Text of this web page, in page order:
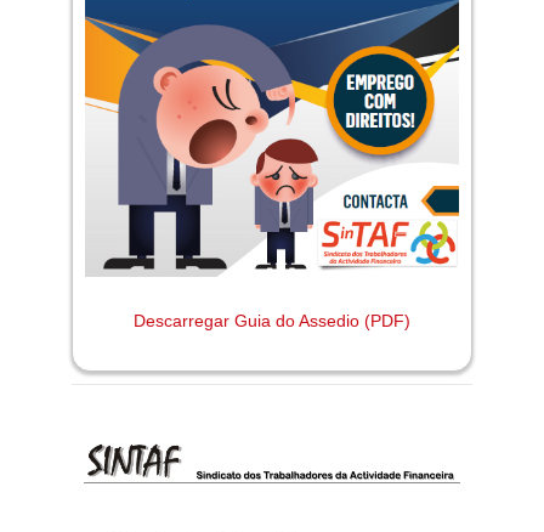
Descarregar Guia do Assedio (PDF)